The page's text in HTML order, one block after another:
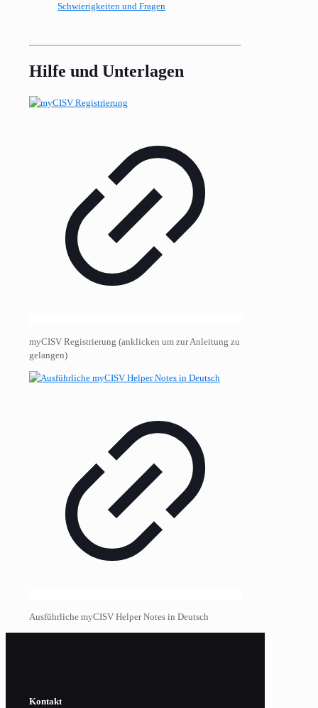
Schwierigkeiten und Fragen
Hilfe und Unterlagen
myCISV Registrierung (anklicken um zur Anleitung zu
gelangen)
Ausführliche myCISV Helper Notes in Deutsch
Kontakt